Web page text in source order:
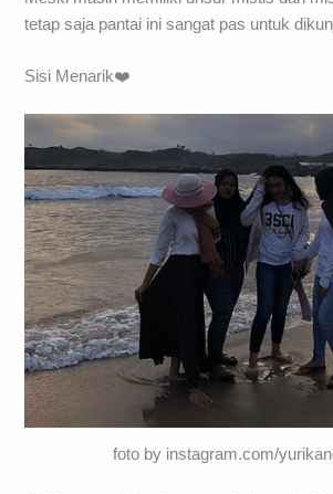
tetap saja pantai ini sangat pas untuk
Sisi Menarik❤️
foto by instagram.com/